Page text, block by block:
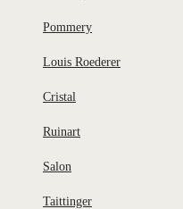
Pommery
Louis Roederer
Cristal
Ruinart
Salon
Taittinger